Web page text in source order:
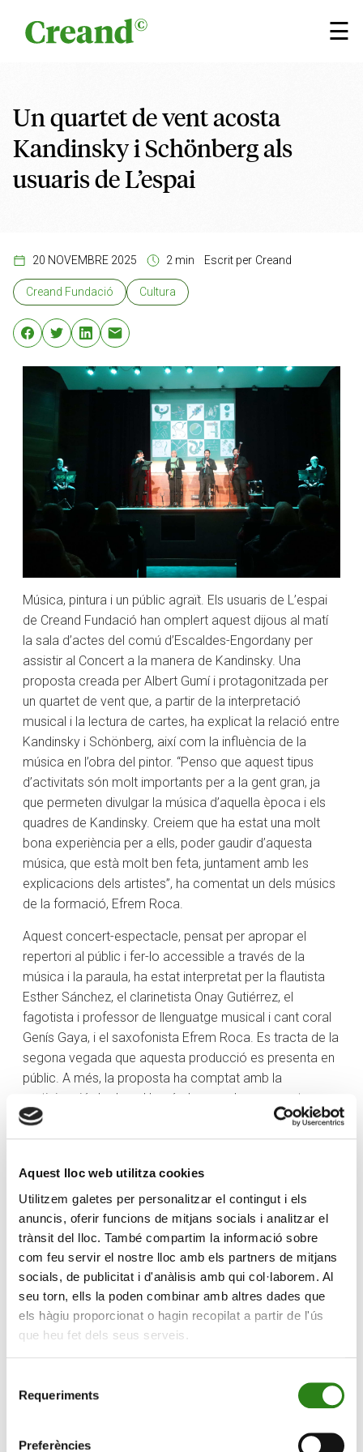
Aquest lloc web utilitza cookies
Utilitzem galetes per personalitzar el contingut i els
anuncis, oferir funcions de mitjans socials i analitzar el
trànsit del lloc. També compartim la informació sobre
com feu servir el nostre lloc amb els partners de mitjans
socials, de publicitat i d'anàlisis amb qui col·laborem. Al
seu torn, ells la poden combinar amb altres dades que
els hàgiu proporcionat o hagin recopilat a partir de l'ús
que heu fet dels seus serveis.
Requeriments
Preferències
☰
×
Un quartet de vent acosta
Kandinsky i Schönberg als
usuaris de L’espai
20 NOVEMBRE 2025 2 min Escrit per Creand
Creand Fundació Cultura
Música, pintura i un públic agraït. Els usuaris de L’espai
de Creand Fundació han omplert aquest dijous al matí
la sala d’actes del comú d’Escaldes-Engordany per
assistir al Concert a la manera de Kandinsky. Una
proposta creada per Albert Gumí i protagonitzada per
un quartet de vent que, a partir de la interpretació
musical i la lectura de cartes, ha explicat la relació entre
Kandinsky i Schönberg, així com la influència de la
música en l’obra del pintor. “Penso que aquest tipus
d’activitats són molt importants per a la gent gran, ja
que permeten divulgar la música d’aquella època i els
quadres de Kandinsky. Creiem que ha estat una molt
bona experiència per a ells, poder gaudir d’aquesta
música, que està molt ben feta, juntament amb les
explicacions dels artistes”, ha comentat un dels músics
de la formació, Efrem Roca.
Aquest concert-espectacle, pensat per apropar el
repertori al públic i fer-lo accessible a través de la
música i la paraula, ha estat interpretat per la flautista
Esther Sánchez, el clarinetista Onay Gutiérrez, el
fagotista i professor de llenguatge musical i cant coral
Genís Gaya, i el saxofonista Efrem Roca. Es tracta de la
segona vegada que aquesta producció es presenta en
públic. A més, la proposta ha comptat amb la
participació de Joan Hernández, que ha encarnat
Kandinsky, mentre un narrador anava entrellaçant la
biografia del mestre amb els fets històrics i l’escena
El proper concert amb participació de músics de
l’ONCA serà el tradicional Concert de Santa Cecília, que
tindrà lloc aquest diumenge 23 de novembre, a les 12 h,
al Centre de Congressos d’Andorra la Vella. En aquesta
edició, i per tercer any consecutiu, es comptarà amb la
participació de l’Orquestra del Conservatori de Música
del comú d’Andorra la Vella, que, conjuntament amb la
Jove Orquestra Nacional de Cambra d’Andorra (Jonca)
concert, sota la direcció d’Àlex Arajol. A la segona part,
ONCA, s’hi afegiran els alumnes de les diferents escoles